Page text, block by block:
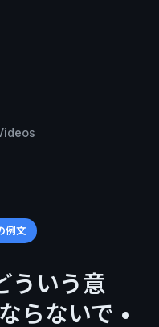
例文
ういう意
らないで •